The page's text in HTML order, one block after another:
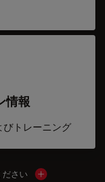
情報
びトレーニング
さい Show local